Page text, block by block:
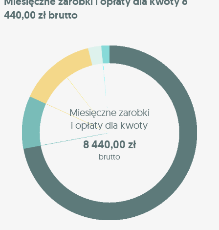
440,00 zł brutto
Miesięczne zarobki
i opłaty dla kwoty
8 440,00 zł
brutto